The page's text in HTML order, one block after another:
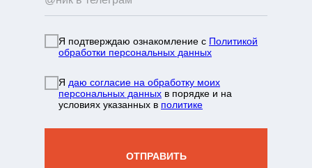
Я подтверждаю ознакомление с Политикой
обработки персональных данных
Я даю согласие на обработку моих
персональных данных в порядке и на
условиях указанных в политике
ОТПРАВИТЬ
+7 931 244 38 87
info@mountainportal.ru